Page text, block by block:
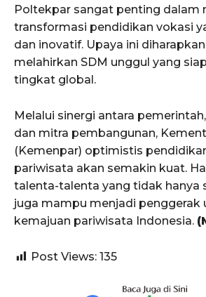
Poltekpar sangat penting dalam
transformasi pendidikan vokasi
dan inovatif. Upaya ini
melahirkan SDM unggul yang
tingkat global.
Melalui sinergi antara
dan mitra pembangunan,
(Kemenpar) optimistis
pariwisata akan semakin kuat.
talenta-talenta yang tidak hanya
juga mampu menjadi penggerak
kemajuan pariwisata Indonesia.
Post Views: 135